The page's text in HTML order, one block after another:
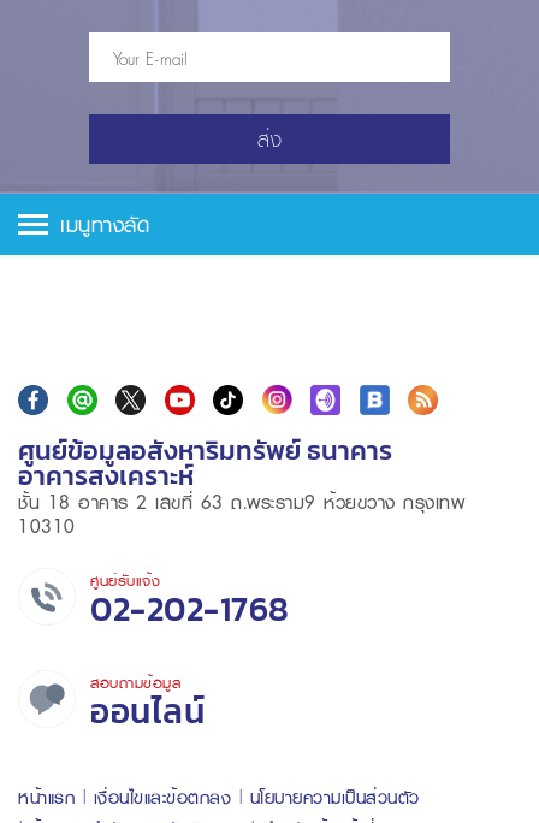
ส่ง
เมนูทางลัด
ศูนย์ข้อมูลอสังหาริมทรัพย์ ธนาคาร
อาคารสงเคราะห์
ชั้น 18 อาคาร 2 เลขที่ 63 ถ.พระราม9 ห้วยขวาง กรุงเทพ
10310
ศูนย์รับแจ้ง
02-202-1768
สอบถามข้อมูล
ออนไลน์
หน้าแรก เงื่อนไขและข้อตกลง
นโยบายความเป็นส่วนตัว